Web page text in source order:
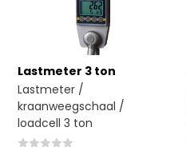
Lastmeter 3 ton
Lastmeter /
kraanweegschaal /
loadcell 3 ton